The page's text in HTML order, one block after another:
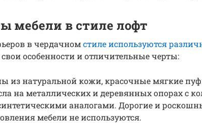
мебели в стиле лофт
в чердачномстиле используются
особенности и отличительные черты:
из натуральной кожи, красочные мягкие
на металлических и деревянных опорах с
аналогами. Дорогие и
мебели не используются.